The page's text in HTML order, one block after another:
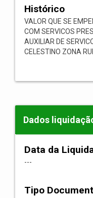
Histórico
VALOR QUE SE
COM SERVICOS
AUXILIAR DE
CELESTINO ZONA
Dados
Data da
---
Tipo